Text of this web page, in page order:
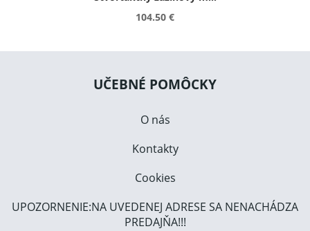
104.50 €
UČEBNÉ POMÔCKY
O nás
Kontakty
Cookies
UPOZORNENIE:NA UVEDENEJ ADRESE SA NENACHÁDZA
PREDAJŇA!!!